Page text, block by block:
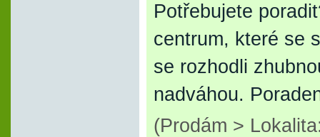
Potřebujete
centrum, které se
se rozhodli
nadváhou.
(Prodám >